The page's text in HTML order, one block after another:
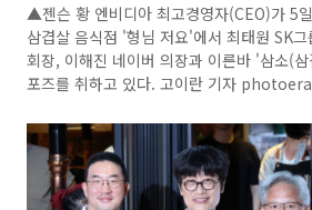
▲젠슨 황 엔비디아 최고경영자(CEO)가 5
삼겹살 음식점 '형님 저요'에서 최태원 SK
회장, 이해진 네이버 의장과 이른바 '삼소(삼
포즈를 취하고 있다. 고이란 기자